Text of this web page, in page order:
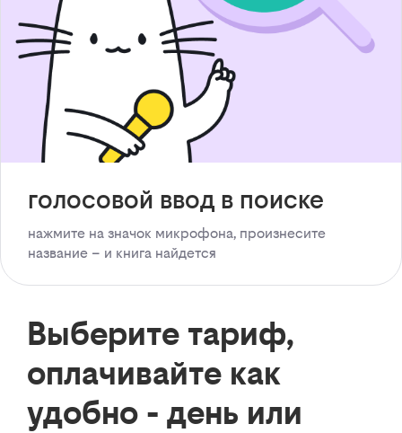
голосовой ввод в поиске
нажмите на значок микрофона, произнесите
название – и книга найдется
Выберите тариф,
оплачивайте как
удобно - день или